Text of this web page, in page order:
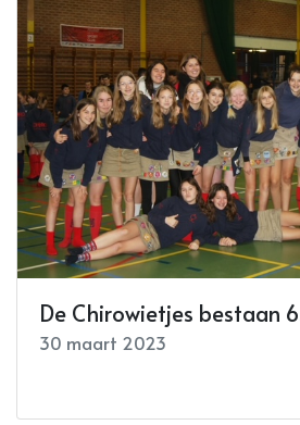
De Chirowietjes bestaan
30 maart 2023